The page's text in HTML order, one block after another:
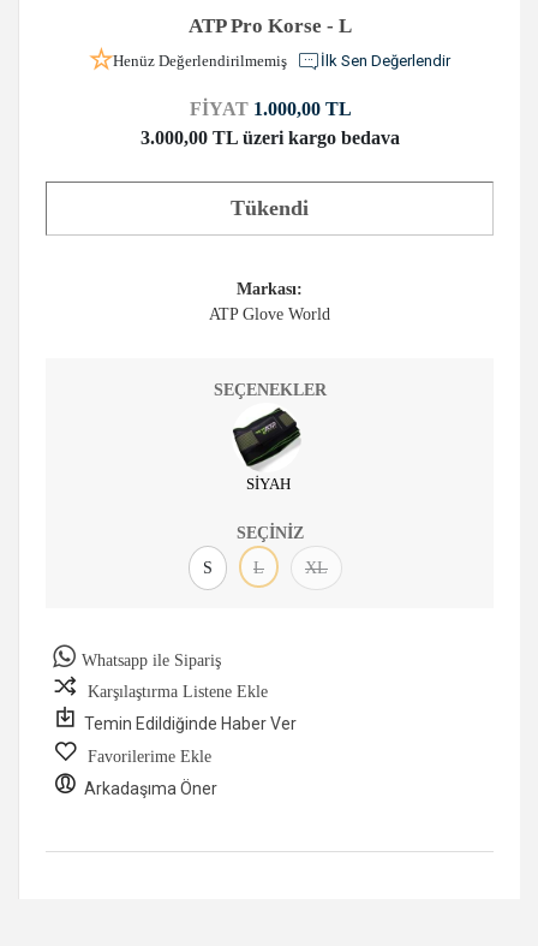
ATP Pro Korse - L
Henüz Değerlendirilmemiş İlk Sen Değerlendir
FİYAT 1.000,00 TL
3.000,00 TL üzeri kargo bedava
Tükendi
Markası:
ATP Glove World
SEÇENEKLER
SİYAH
SEÇINIZ
S
L XL
Whatsapp ile Sipariş
Karşılaştırma Listene Ekle
Temin Edildiğinde Haber Ver
Favorilerime Ekle
Arkadaşıma Öner